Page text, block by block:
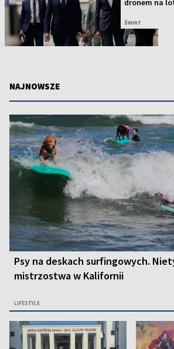
dronem na
ŚWIAT
NAJNOWSZE
Psy na deskach surfingowych.
mistrzostwa w Kalifornii
LIFESTYLE